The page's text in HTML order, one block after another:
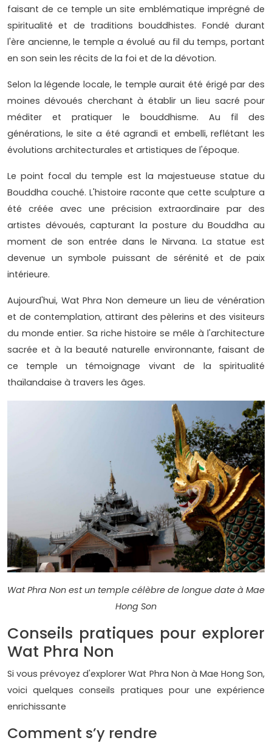
faisant de ce temple un site emblématique imprégné de
spiritualité et de traditions bouddhistes. Fondé durant
l'ère ancienne, le temple a évolué au fil du temps, portant
en son sein les récits de la foi et de la dévotion.
Selon la légende locale, le temple aurait été érigé par des
moines dévoués cherchant à établir un lieu sacré pour
méditer et pratiquer le bouddhisme. Au fil des
générations, le site a été agrandi et embelli, reflétant les
évolutions architecturales et artistiques de l'époque.
Le point focal du temple est la majestueuse statue du
Bouddha couché. L'histoire raconte que cette sculpture a
été créée avec une précision extraordinaire par des
artistes dévoués, capturant la posture du Bouddha au
moment de son entrée dans le Nirvana. La statue est
devenue un symbole puissant de sérénité et de paix
intérieure.
Aujourd'hui, Wat Phra Non demeure un lieu de vénération
et de contemplation, attirant des pèlerins et des visiteurs
du monde entier. Sa riche histoire se mêle à l'architecture
sacrée et à la beauté naturelle environnante, faisant de
ce temple un témoignage vivant de la spiritualité
thaïlandaise à travers les âges.
Wat Phra Non est un temple célèbre de longue date à Mae
Hong Son
Conseils pratiques pour explorer
Wat Phra Non
Si vous prévoyez d'explorer Wat Phra Non à Mae Hong Son,
voici quelques conseils pratiques pour une expérience
enrichissante
Comment s’y rendre